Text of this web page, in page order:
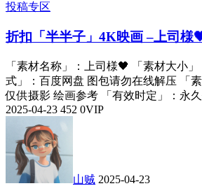
投稿专区
折扣 「半半子」4K映画 –上司様
「素材名称」：上司様🖤 「素材大小
式」：百度网盘 图包请勿在线解压 「
仅供摄影 绘画参考 「有效时定」：永
2025-04-23 452 0VIP
山贼 2025-04-23